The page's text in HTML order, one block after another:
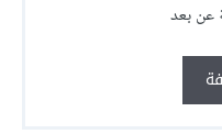
عن بعد